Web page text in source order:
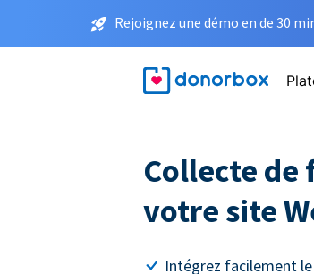
Rejoignez une démo en de 30
Collecte de
votre site
Intégrez facilement